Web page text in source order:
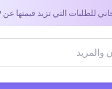
التي تزيد قيمتها عن 99 ريال سعودي